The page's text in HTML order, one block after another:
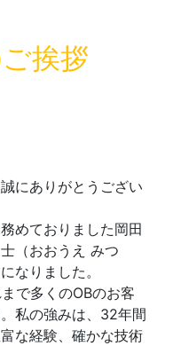
挨拶
にありがとうござい
めておりました岡田
（おおうえ みつ
なりました。
で多くのOBのお客
私の強みは、32年間
な経験、確かな技術